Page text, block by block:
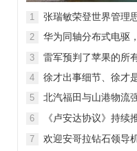
理维权”
1 张瑞敏荣登世界管理
2
华为同轴分布式电驱
背后的“车轮思想者”
3 雷军预判了苹果的所
4 徐才出事细节、徐才
5
北汽福田与山港物流
融合新范本
6
《卢安达协议》持续
和国加入，印度宝石
员会与迪拜多种商品
7
欢迎安哥拉钻石领导